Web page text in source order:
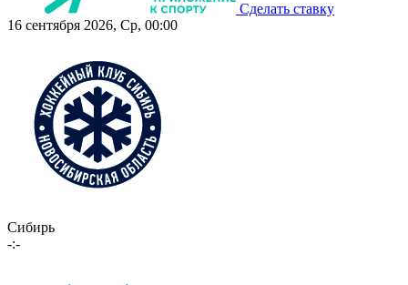
Сделать ставку
16 сентября 2026, Ср, 00:00
Сибирь
-:-